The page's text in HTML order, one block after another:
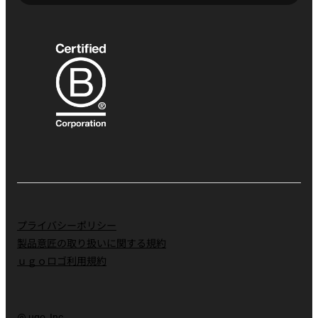
プライバシーポリシー
製品意匠の取り扱いに関する規約
ｕｇｏロゴ利用規約